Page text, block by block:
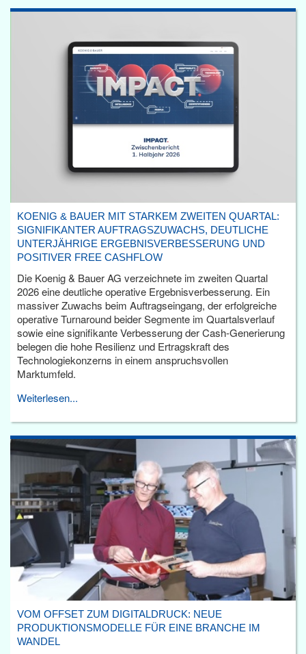
KOENIG & BAUER MIT STARKEM ZWEITEN QUARTAL:
SIGNIFIKANTER AUFTRAGSZUWACHS, DEUTLICHE
UNTERJÄHRIGE ERGEBNISVERBESSERUNG UND
POSITIVER FREE CASHFLOW
Die Koenig & Bauer AG verzeichnete im zweiten Quartal
2026 eine deutliche operative Ergebnisverbesserung. Ein
massiver Zuwachs beim Auftragseingang, der erfolgreiche
operative Turnaround beider Segmente im Quartalsverlauf
sowie eine signifikante Verbesserung der Cash-Generierung
belegen die hohe Resilienz und Ertragskraft des
Technologiekonzerns in einem anspruchsvollen
Marktumfeld.
Weiterlesen...
VOM OFFSET ZUM DIGITALDRUCK: NEUE
PRODUKTIONSMODELLE FÜR EINE BRANCHE IM
WANDEL